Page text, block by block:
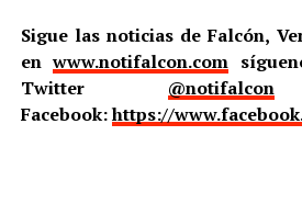
Sigue las noticias de Falcón,
enwww.notifalcon.com
Twitter @notifalcon
Facebook:https://